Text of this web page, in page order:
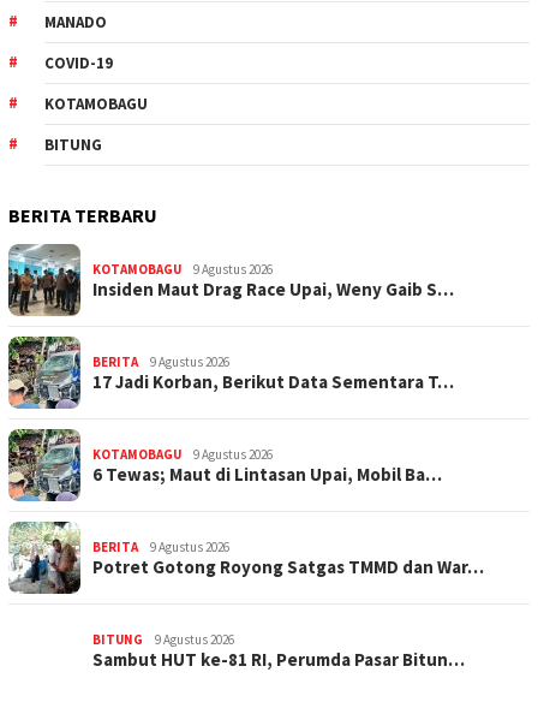
MANADO
COVID-19
KOTAMOBAGU
BITUNG
BERITA TERBARU
KOTAMOBAGU 9 Agustus 2026
Insiden Maut Drag Race Upai, Weny Gaib S…
BERITA 9 Agustus 2026
17 Jadi Korban, Berikut Data Sementara T…
KOTAMOBAGU 9 Agustus 2026
6 Tewas; Maut di Lintasan Upai, Mobil Ba…
BERITA 9 Agustus 2026
Potret Gotong Royong Satgas TMMD dan War…
BITUNG 9 Agustus 2026
Sambut HUT ke-81 RI, Perumda Pasar Bitun…